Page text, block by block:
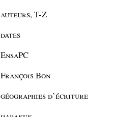
auteurs, T-Z
dates
EnsaPC
François Bon
géographies d’écriture